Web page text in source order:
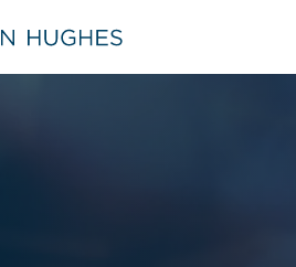
Jensen Hughes French